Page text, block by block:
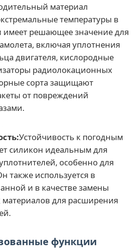
материал
температуры в
имеет решающее значение для
включая уплотнения
двигателя, кислородные
радиолокационных
сорта защищают
от повреждений
Устойчивость к погодным
силикон идеальным для
особенно для
также используется в
и в качестве замены
для расширения
функции